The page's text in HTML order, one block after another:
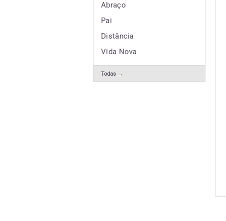
Abraço
Pai
Distância
Vida Nova
Todas →